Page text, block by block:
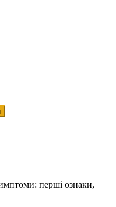
перші ознаки,